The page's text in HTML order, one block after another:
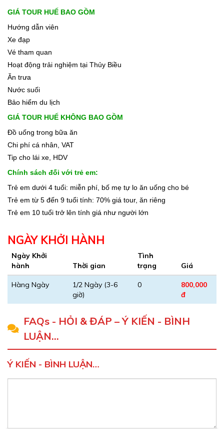
GIÁ TOUR HUẾ BAO GỒM
Hướng dẫn viên
Xe đạp
Vé tham quan
Hoạt động trải nghiệm tại Thủy Biều
Ăn trưa
Nước suối
Bảo hiểm du lịch
GIÁ TOUR HUẾ KHÔNG BAO GỒM
Đồ uống trong bữa ăn
Chi phí cá nhân, VAT
Tip cho lái xe, HDV
Chính sách đối với trẻ em:
Trẻ em dưới 4 tuổi: miễn phí, bố mẹ tự lo ăn uống cho bé
Trẻ em từ 5 đến 9 tuổi tính: 70% giá tour, ăn riêng
Trẻ em 10 tuổi trở lên tính giá như người lớn
NGÀY KHỞI HÀNH
Ngày Khởi
hành
Thời gian
Tình
trạng
Giá
Hàng Ngày
1/2 Ngày (3-6
giờ)
0
800,000
đ
FAQs - HỎI & ĐÁP – Ý KIẾN - BÌNH
LUẬN…
Ý KIẾN - BÌNH LUẬN…